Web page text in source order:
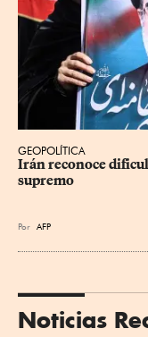
GEOPOLÍTICA
Irán reconoce
supremo
Por AFP
Noticias